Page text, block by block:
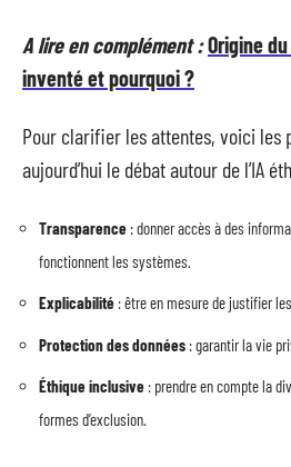
A lire en complément :Origine
inventé et pourquoi ?
Pour clarifier les attentes, voici
aujourd’hui le débat autour de l’IA
Transparence : donner accès à des
fonctionnent les systèmes.
Explicabilité : être en mesure de justifier
Protection des données : garantir la vie
Éthique inclusive : prendre en compte la
formes d’exclusion.